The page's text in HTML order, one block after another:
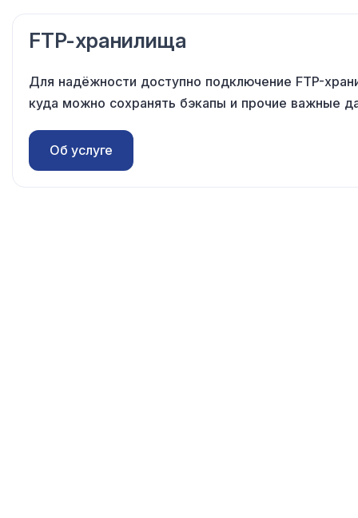
FTP-хранилища
Для надёжности доступно подключение FTP-
куда можно сохранять бэкапы и прочие важные
Об услуге